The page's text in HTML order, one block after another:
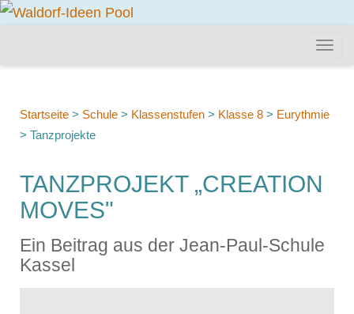
Startseite > Schule > Klassenstufen > Klasse 8 > Eurythmie
> Tanzprojekte
TANZPROJEKT „CREATION
MOVES"
Ein Beitrag aus der Jean-Paul-Schule
Kassel